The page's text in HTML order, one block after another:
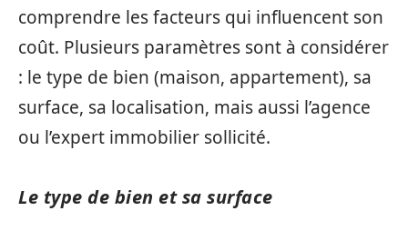
comprendre les facteurs qui influencent son
coût. Plusieurs paramètres sont à considérer
: le type de bien (maison, appartement), sa
surface, sa localisation, mais aussi l’agence
ou l’expert immobilier sollicité.
Le type de bien et sa surface